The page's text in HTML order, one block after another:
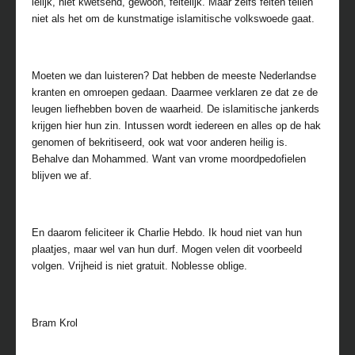
niet als het om de kunstmatige islamitische volkswoede gaat.
Moeten we dan luisteren? Dat hebben de meeste Nederlandse
kranten en omroepen gedaan. Daarmee verklaren ze dat ze de
leugen liefhebben boven de waarheid. De islamitische jankerds
krijgen hier hun zin. Intussen wordt iedereen en alles op de hak
genomen of bekritiseerd, ook wat voor anderen heilig is.
Behalve dan Mohammed. Want van vrome moordpedofielen
blijven we af.
En daarom feliciteer ik Charlie Hebdo. Ik houd niet van hun
plaatjes, maar wel van hun durf. Mogen velen dit voorbeeld
volgen. Vrijheid is niet gratuit. Noblesse oblige.
Bram Krol